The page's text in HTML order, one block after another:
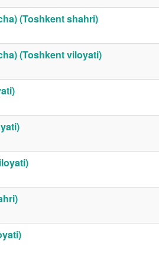
(Toshkent shahri)
(Toshkent viloyati)